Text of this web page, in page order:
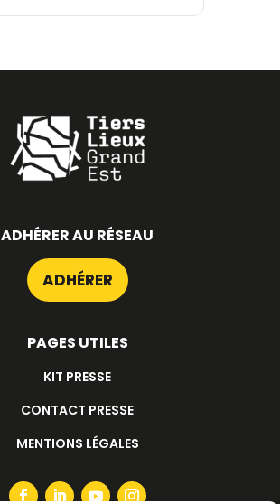
ADHÉRER AU RÉSEAU
ADHÉRER
PAGES UTILES
KIT PRESSE
CONTACT PRESSE
MENTIONS LÉGALES